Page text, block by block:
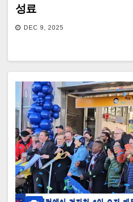
성료
DEC 9, 2025